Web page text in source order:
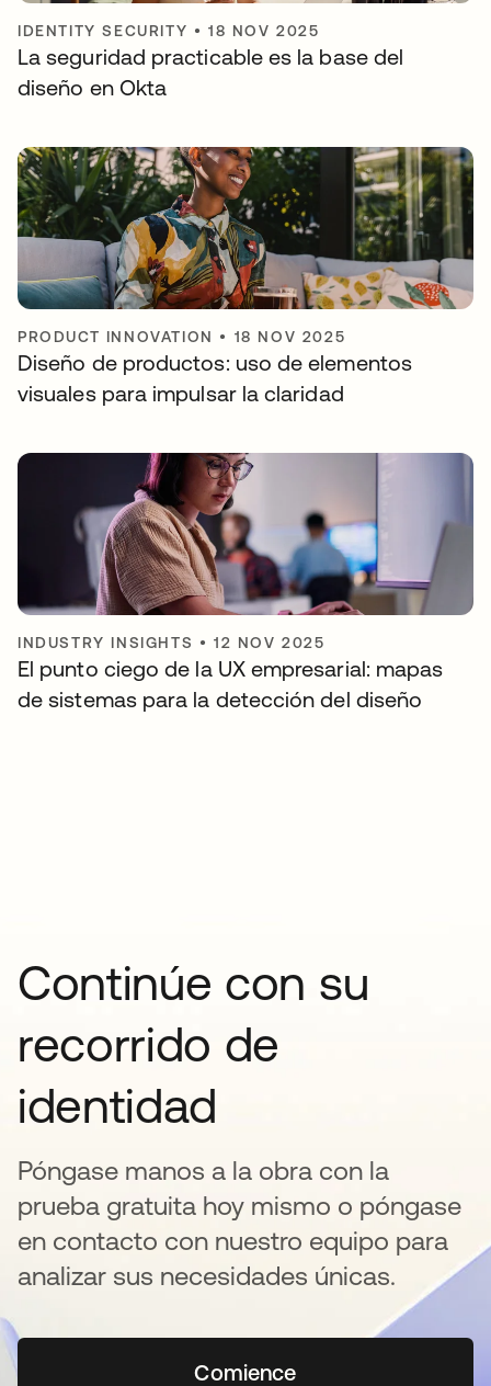
IDENTITY SECURITY •18 NOV 2025
La seguridad practicable es la base del
diseño en Okta
PRODUCT INNOVATION • 18 NOV 2025
Diseño de productos: uso de elementos
visuales para impulsar la claridad
INDUSTRY INSIGHTS •12 NOV 2025
El punto ciego de la UX empresarial: mapas
de sistemas para la detección del diseño
Continúe con su
recorrido de
identidad
Póngase manos a la obra con la
prueba gratuita hoy mismo o póngase
en contacto con nuestro equipo para
analizar sus necesidades únicas.
Comiencese abre en una pestaña